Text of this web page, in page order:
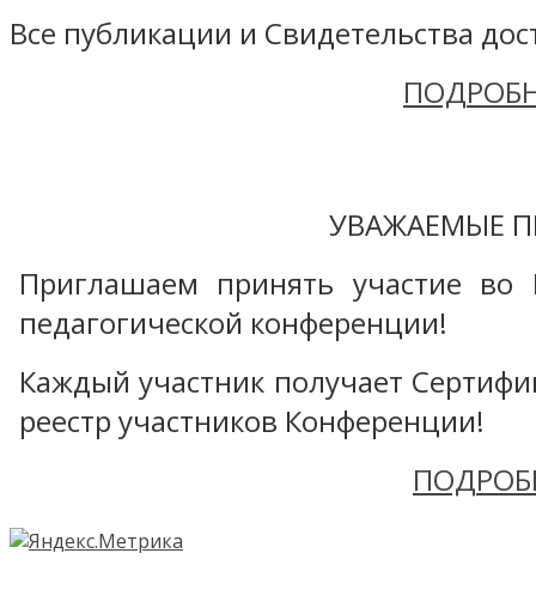
Все публикации и Свидетельства
УВАЖАЕМЫЕ
Приглашаем принять участие во
педагогической конференции!
Каждый участник получает
реестр участников Конференции!